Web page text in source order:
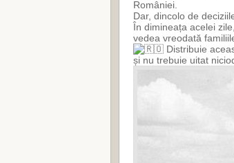
României.
Dar, dincolo de
În dimineața acelei
vedea vreodată
Distribuie
și nu trebuie uitat